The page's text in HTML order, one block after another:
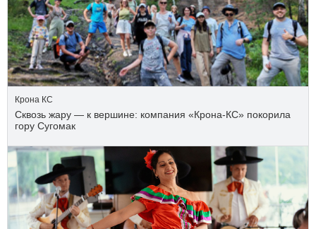
Крона КС
Сквозь жару — к вершине: компания «Крона‑КС» покорила
гору Сугомак